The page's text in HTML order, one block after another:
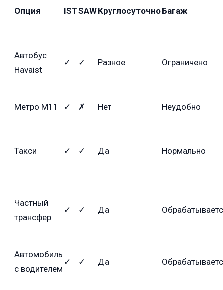
Опция ISTSAWКруглосуточноБагаж
Автобус
Havaist
✓ ✓ Разное Ограничено
Метро M11 ✓ ✗ Нет Неудобно
Такси ✓ ✓ Да Нормально
Частный
трансфер
✓ ✓ Да
Автомобиль
с водителем
✓ ✓ Да